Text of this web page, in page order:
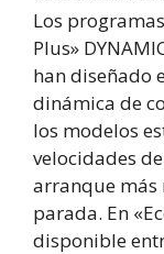
Los
Plus»
han diseñado
dinámica de
los modelos
velocidades
arranque más
parada. En
disponible